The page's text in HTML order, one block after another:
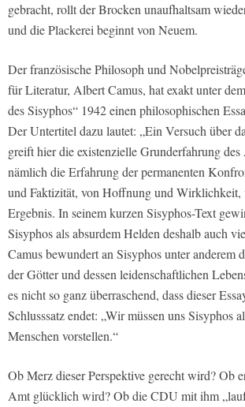
gebracht, rollt der Brocken unaufhaltsam
und die Plackerei beginnt von Neuem.
Der französische Philosoph und
für Literatur, Albert Camus, hat exakt unter
des Sisyphos“ 1942 einen philosophischen
Der Untertitel dazu lautet: „Ein Versuch über
greift hier die existenzielle Grunderfahrung
nämlich die Erfahrung der permanenten
und Faktizität, von Hoffnung und Wirklichkeit,
Ergebnis. In seinem kurzen Sisyphos-Text
Sisyphos als absurdem Helden deshalb auch
Camus bewundert an Sisyphos unter anderem
der Götter und dessen leidenschaftlichen
es nicht so ganz überraschend, dass dieser
Schlusssatz endet: „Wir müssen uns Sisyphos
Menschen vorstellen.“
Ob Merz dieser Perspektive gerecht wird? Ob
Amt glücklich wird? Ob die CDU mit ihm